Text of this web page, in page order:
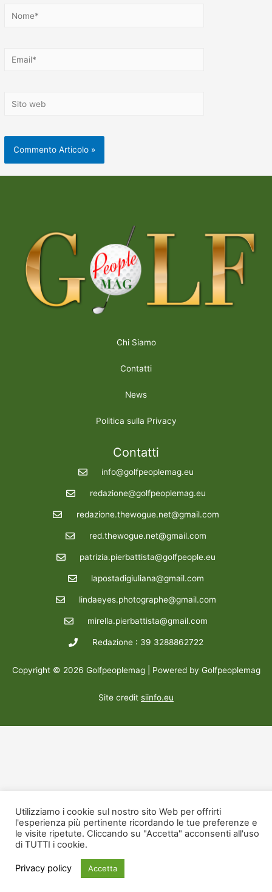
Chi Siamo
Contatti
News
Politica sulla Privacy
Contatti
info@golfpeoplemag.eu
redazione@golfpeoplemag.eu
redazione.thewogue.net@gmail.com
red.thewogue.net@gmail.com
patrizia.pierbattista@golfpeople.eu
lapostadigiuliana@gmail.com
lindaeyes.photographe@gmail.com
mirella.pierbattista@gmail.com
Redazione : 39 3288862722
Copyright © 2026 Golfpeoplemag | Powered by Golfpeoplemag
Site credit siinfo.eu
Utilizziamo i cookie sul nostro sito Web per offrirti
l'esperienza più pertinente ricordando le tue preferenze e
le visite ripetute. Cliccando su "Accetta" acconsenti all'uso
di TUTTI i cookie.
Privacy policy Accetta